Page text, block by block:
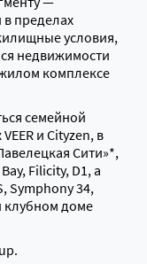
в пределах
условия,
недвижимости
комплексе
семейной
и Cityzen, в
Сити»*,
Filicity, D1, а
Symphony 34,
клубном доме